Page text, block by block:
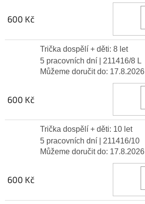
600 Kč
Trička dospělí + děti: 8 let
5 pracovních dní
| 211416/8 L
Můžeme doručit do: 17.8.2026
600 Kč
Trička dospělí + děti: 10 let
5 pracovních dní
| 211416/10
Můžeme doručit do: 17.8.2026
600 Kč